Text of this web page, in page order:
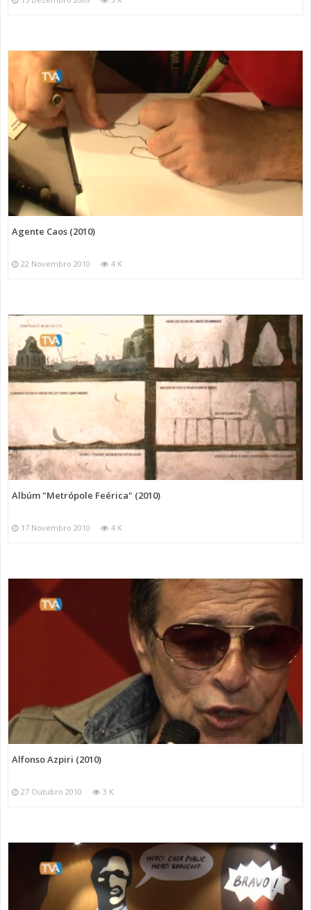
Agente Caos (2010)
22 Novembro 2010 4 K
Albúm "Metrópole Feérica" (2010)
17 Novembro 2010 4 K
Alfonso Azpiri (2010)
27 Outubro 2010 3 K